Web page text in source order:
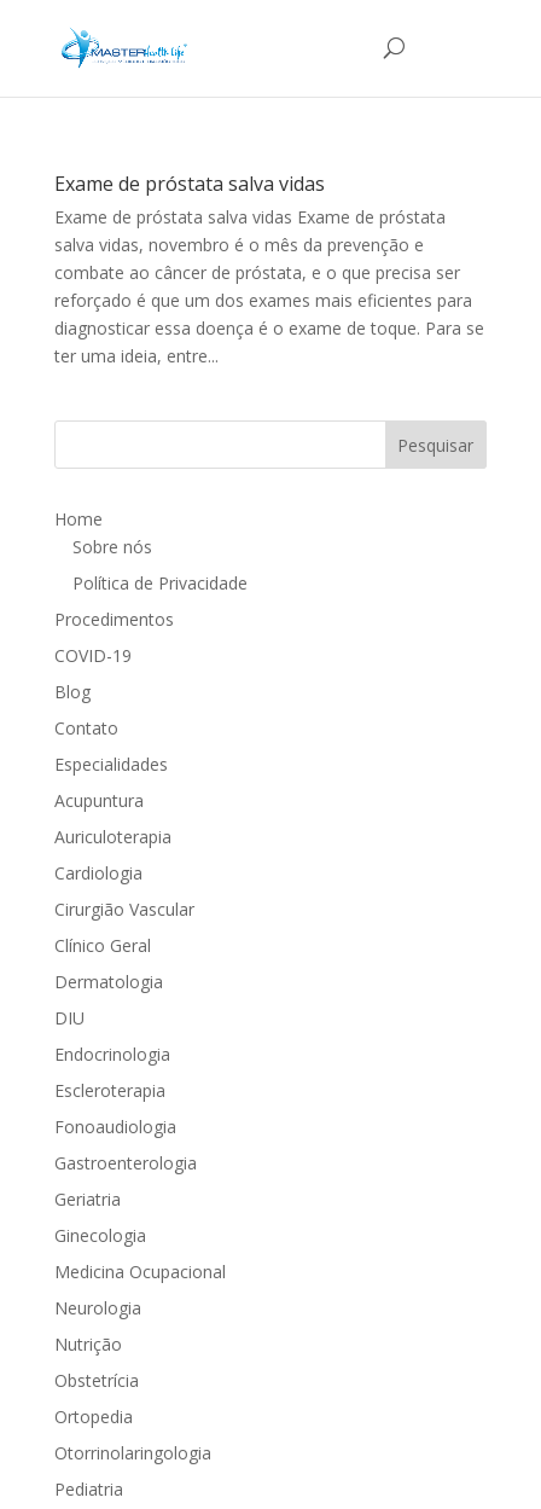
Exame de próstata salva vidas
Exame de próstata salva vidas Exame de próstata
salva vidas, novembro é o mês da prevenção e
combate ao câncer de próstata, e o que precisa ser
reforçado é que um dos exames mais eficientes para
diagnosticar essa doença é o exame de toque. Para se
ter uma ideia, entre...
Home
Sobre nós
Política de Privacidade
Procedimentos
COVID-19
Blog
Contato
Especialidades
Acupuntura
Auriculoterapia
Cardiologia
Cirurgião Vascular
Clínico Geral
Dermatologia
DIU
Endocrinologia
Escleroterapia
Fonoaudiologia
Gastroenterologia
Geriatria
Ginecologia
Medicina Ocupacional
Neurologia
Nutrição
Obstetrícia
Ortopedia
Otorrinolaringologia
Pediatria